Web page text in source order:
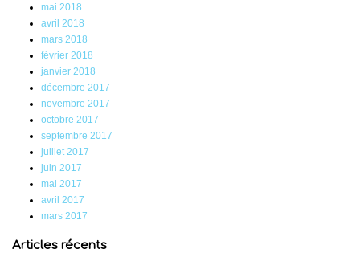
mai 2018
avril 2018
mars 2018
février 2018
janvier 2018
décembre 2017
novembre 2017
octobre 2017
septembre 2017
juillet 2017
juin 2017
mai 2017
avril 2017
mars 2017
Articles récents